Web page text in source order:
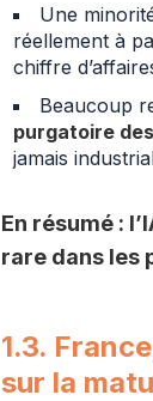
Une
réellement à
chiffre
Beaucoup
purgatoire
jamais
En résumé :
rare dans les
1.3.
sur la